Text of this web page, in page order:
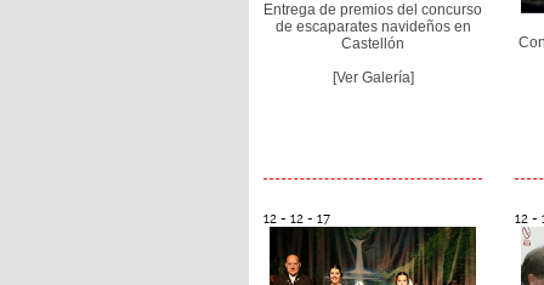
Entrega de premios del concurso
de escaparates navideños en
Castellón
[Ver Galería]
12 - 12 - 17 12 -